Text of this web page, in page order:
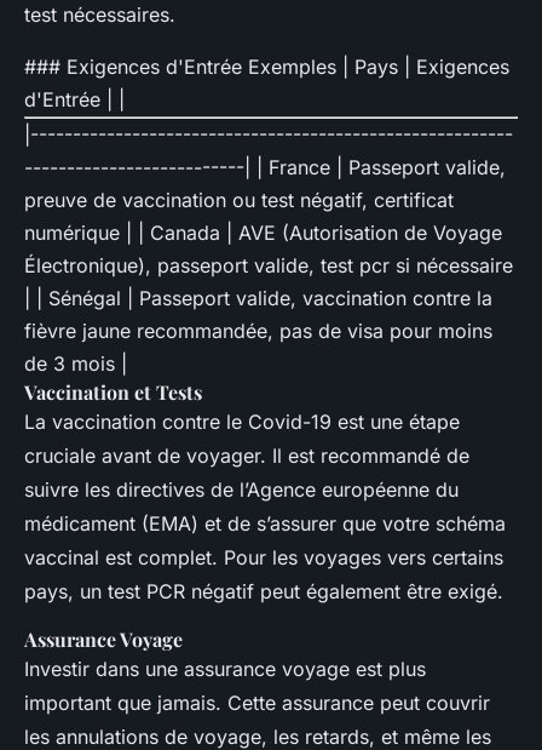
test nécessaires.
### Exigences d'Entrée Exemples | Pays | Exigences
d'Entrée | |
|---------------------------------------------------------
--------------------------| | France | Passeport valide,
preuve de vaccination ou test négatif, certificat
numérique | | Canada | AVE (Autorisation de Voyage
Électronique), passeport valide, test pcr si nécessaire
| | Sénégal | Passeport valide, vaccination contre la
fièvre jaune recommandée, pas de visa pour moins
de 3 mois |
Vaccination et Tests
La vaccination contre le Covid-19 est une étape
cruciale avant de voyager. Il est recommandé de
suivre les directives de l’Agence européenne du
médicament (EMA) et de s’assurer que votre schéma
vaccinal est complet. Pour les voyages vers certains
pays, un test PCR négatif peut également être exigé.
Assurance Voyage
Investir dans une assurance voyage est plus
important que jamais. Cette assurance peut couvrir
les annulations de voyage, les retards, et même les